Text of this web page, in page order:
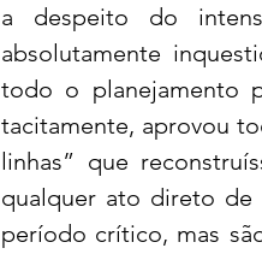
a despeito do
absolutamente
todo o planejamento
tacitamente, aprovou
linhas” que
qualquer ato direto de
período crítico, mas